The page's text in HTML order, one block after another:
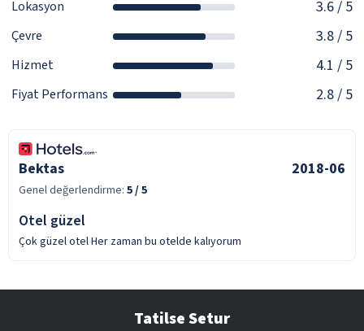
Lokasyon 3.6/ 5
Çevre 3.8/ 5
Hizmet 4.1 / 5
Fiyat Performans 2.8/ 5
Bektas 2018-06
Genel değerlendirme: 5/ 5
Otel güzel
Çok güzel otel Her zaman bu otelde kalıyorum
Tatilse Setur